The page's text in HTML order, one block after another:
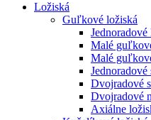
Ložiská
Guľkové ložiská
Jednoradové
Malé
Malé
Dvojradové
Dvojradové
Axiálne